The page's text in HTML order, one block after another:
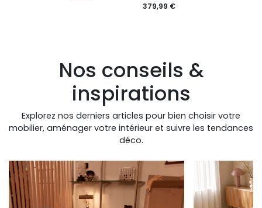
379,99 €
Nos conseils &
inspirations
Explorez nos derniers articles pour bien choisir votre
mobilier, aménager votre intérieur et suivre les tendances
déco.